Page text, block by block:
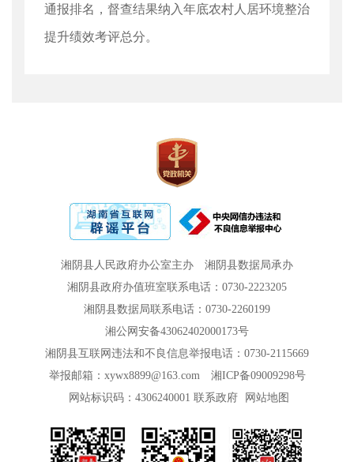
通报排名，督查结果纳入年底农村人居环境整治
提升绩效考评总分。
湘阴县人民政府办公室主办
湘阴县数据局承办
湘阴县政府办值班室联系电话：0730-2223205
湘阴县数据局联系电话：0730-2260199
湘公网安备43062402000173号
湘阴县互联网违法和不良信息举报电话：0730-2115669
举报邮箱：xywx8899@163.com
湘ICP备09009298号
网站标识码：4306240001 联系政府 网站地图